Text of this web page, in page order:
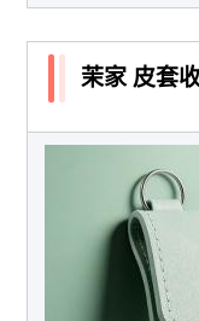
茉家 皮套